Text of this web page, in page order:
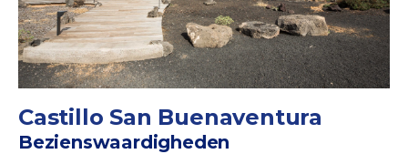
Castillo San Buenaventura
Bezienswaardigheden